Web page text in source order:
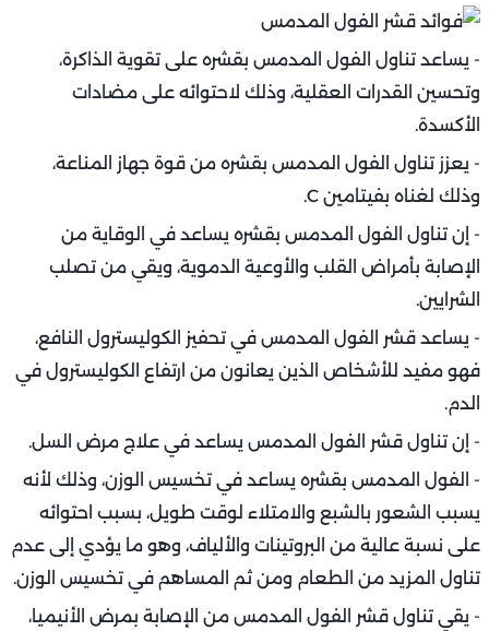
- يساعد تناول الفول المدمس بقشره على تقوية الذاكرة،
وتحسين القدرات العقلية، وذلك لاحتوائه على مضادات
الأكسدة.
- يعزز تناول الفول المدمس بقشره من قوة جهاز المناعة،
وذلك لغناه بفيتامين C.
- إن تناول الفول المدمس بقشره يساعد في الوقاية من
الإصابة بأمراض القلب والأوعية الدموية، ويقي من تصلب
الشرايين.
- يساعد قشر الفول المدمس في تحفيز الكوليسترول النافع،
فهو مفيد للأشخاص الذين يعانون من ارتفاع الكوليسترول في
الدم.
- إن تناول قشر الفول المدمس يساعد في علاج مرض السل.
- الفول المدمس بقشره يساعد في تخسيس الوزن، وذلك لأنه
يسبب الشعور بالشبع والامتلاء لوقت طويل، بسبب احتوائه
على نسبة عالية من البروتينات والألياف، وهو ما يؤدي إلى عدم
تناول المزيد من الطعام ومن ثم المساهم في تخسيس الوزن.
- يقي تناول قشر الفول المدمس من الإصابة بمرض الأنيميا،